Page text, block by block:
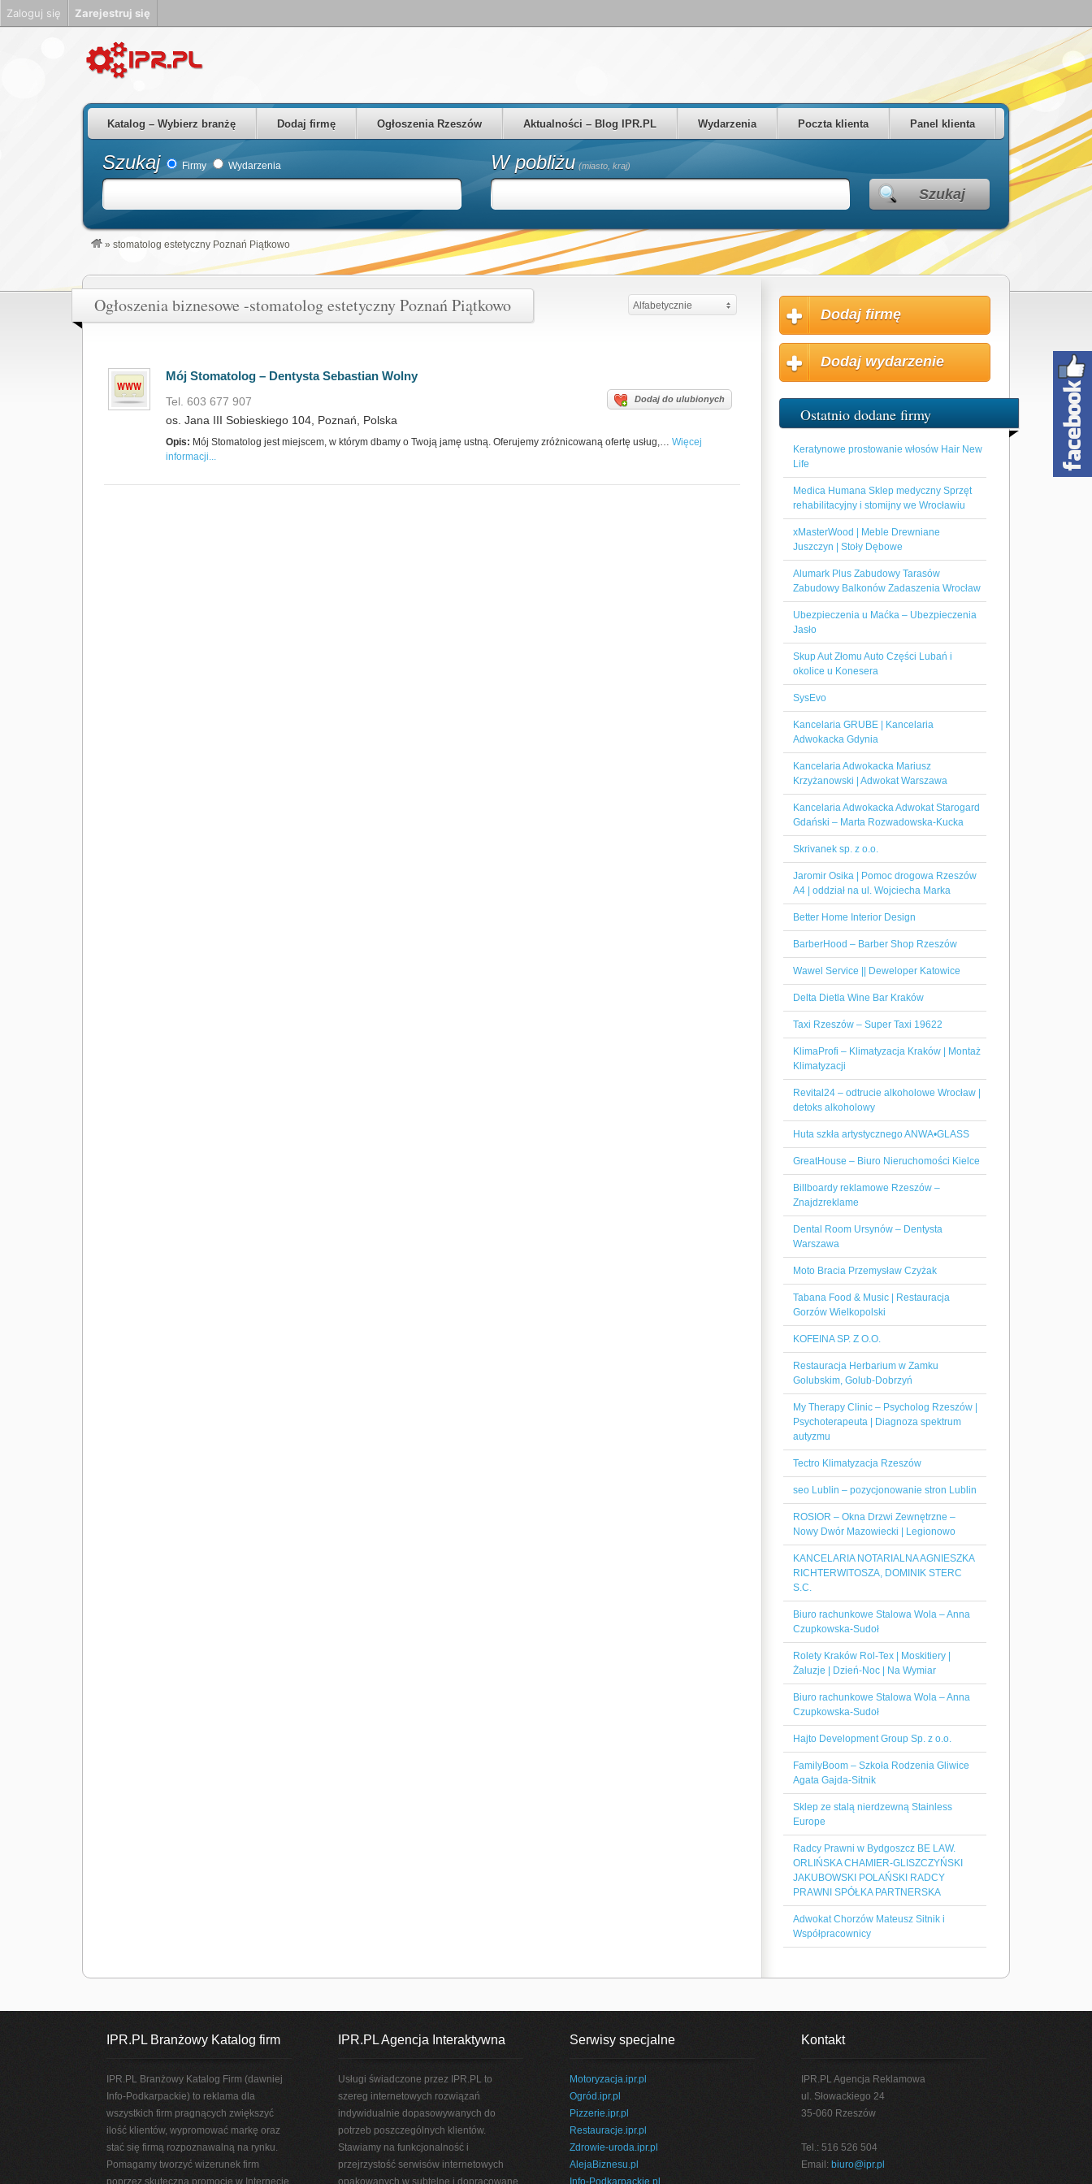
Katalog – Wybierz branżę Dodaj firmę Ogłoszenia Rzeszów Aktualności – Blog IPR.PL Wydarzenia Poczta klienta Panel klienta
Szukaj Firmy Wydarzenia W pobliżu (miasto, kraj)
Szukaj
» stomatolog estetyczny Poznań Piątkowo
Ogłoszenia biznesowe -stomatolog estetyczny Poznań Piątkowo Alfabetycznie
Mój Stomatolog – Dentysta Sebastian Wolny
Dodaj do ulubionych
Tel. 603 677 907
os. Jana III Sobieskiego 104, Poznań, Polska
Opis: Mój Stomatolog jest miejscem, w którym dbamy o Twoją jamę ustną. Oferujemy zróżnicowaną ofertę usług,… Więcej
informacji...
Dodaj firmę
Dodaj wydarzenie
Ostatnio dodane firmy
Keratynowe prostowanie włosów Hair New
Life
Medica Humana Sklep medyczny Sprzęt
rehabilitacyjny i stomijny we Wrocławiu
xMasterWood | Meble Drewniane
Juszczyn | Stoły Dębowe
Alumark Plus Zabudowy Tarasów
Zabudowy Balkonów Zadaszenia Wrocław
Ubezpieczenia u Maćka – Ubezpieczenia
Jasło
Skup Aut Złomu Auto Części Lubań i
okolice u Konesera
SysEvo
Kancelaria GRUBE | Kancelaria
Adwokacka Gdynia
Kancelaria Adwokacka Mariusz
Krzyżanowski | Adwokat Warszawa
Kancelaria Adwokacka Adwokat Starogard
Gdański – Marta Rozwadowska-Kucka
Skrivanek sp. z o.o.
Jaromir Osika | Pomoc drogowa Rzeszów
A4 | oddział na ul. Wojciecha Marka
Better Home Interior Design
BarberHood – Barber Shop Rzeszów
Wawel Service || Deweloper Katowice
Delta Dietla Wine Bar Kraków
Taxi Rzeszów – Super Taxi 19622
KlimaProfi – Klimatyzacja Kraków | Montaż
Klimatyzacji
Revital24 – odtrucie alkoholowe Wrocław |
detoks alkoholowy
Huta szkła artystycznego ANWA•GLASS
GreatHouse – Biuro Nieruchomości Kielce
Billboardy reklamowe Rzeszów –
Znajdzreklame
Dental Room Ursynów – Dentysta
Warszawa
Moto Bracia Przemysław Czyżak
Tabana Food & Music | Restauracja
Gorzów Wielkopolski
KOFEINA SP. Z O.O.
Restauracja Herbarium w Zamku
Golubskim, Golub-Dobrzyń
My Therapy Clinic – Psycholog Rzeszów |
Psychoterapeuta | Diagnoza spektrum
autyzmu
Tectro Klimatyzacja Rzeszów
seo Lublin – pozycjonowanie stron Lublin
ROSIOR – Okna Drzwi Zewnętrzne –
Nowy Dwór Mazowiecki | Legionowo
KANCELARIA NOTARIALNA AGNIESZKA
RICHTERWITOSZA, DOMINIK STERC
S.C.
Biuro rachunkowe Stalowa Wola – Anna
Czupkowska-Sudoł
Rolety Kraków Rol-Tex | Moskitiery |
Żaluzje | Dzień-Noc | Na Wymiar
Biuro rachunkowe Stalowa Wola – Anna
Czupkowska-Sudoł
Hajto Development Group Sp. z o.o.
FamilyBoom – Szkoła Rodzenia Gliwice
Agata Gajda-Sitnik
Sklep ze stalą nierdzewną Stainless
Europe
Radcy Prawni w Bydgoszcz BE LAW.
ORLIŃSKA CHAMIER-GLISZCZYŃSKI
JAKUBOWSKI POLAŃSKI RADCY
PRAWNI SPÓŁKA PARTNERSKA
Adwokat Chorzów Mateusz Sitnik i
Współpracownicy
IPR.PL Branżowy Katalog firm
IPR.PL Branżowy Katalog Firm (dawniej
Info-Podkarpackie) to reklama dla
wszystkich firm pragnących zwiększyć
ilość klientów, wypromować markę oraz
stać się firmą rozpoznawalną na rynku.
Pomagamy tworzyć wizerunek firm
poprzez skuteczną promocję w Internecie.
IPR.PL Agencja Interaktywna
Usługi świadczone przez IPR.PL to
szereg internetowych rozwiązań
indywidualnie dopasowywanych do
potrzeb poszczególnych klientów.
Stawiamy na funkcjonalność i
przejrzystość serwisów internetowych
opakowanych w subtelne i dopracowane
Serwisy specjalne
Motoryzacja.ipr.pl
Ogród.ipr.pl
Pizzerie.ipr.pl
Restauracje.ipr.pl
Zdrowie-uroda.ipr.pl
AlejaBiznesu.pl
Info-Podkarpackie.pl
Kontakt
IPR.PL Agencja Reklamowa
ul. Słowackiego 24
35-060 Rzeszów
Tel.: 516 526 504
Email: biuro@ipr.pl
Zaloguj się Zarejestruj się